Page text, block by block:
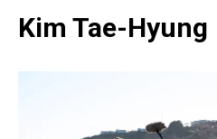
Kim Tae-Hyung